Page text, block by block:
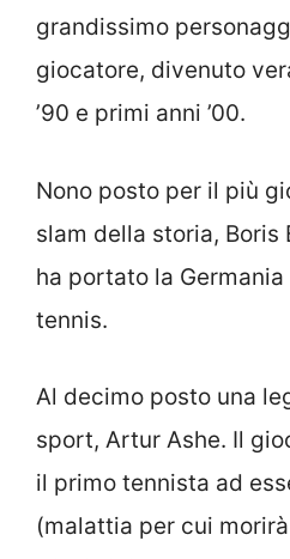
grandissimo
giocatore, divenuto
’90 e primi anni ’00.
Nono posto per il più
slam della storia, Boris
ha portato la
tennis.
Al decimo posto una
sport, Artur Ashe. Il
il primo tennista ad
(malattia per cui